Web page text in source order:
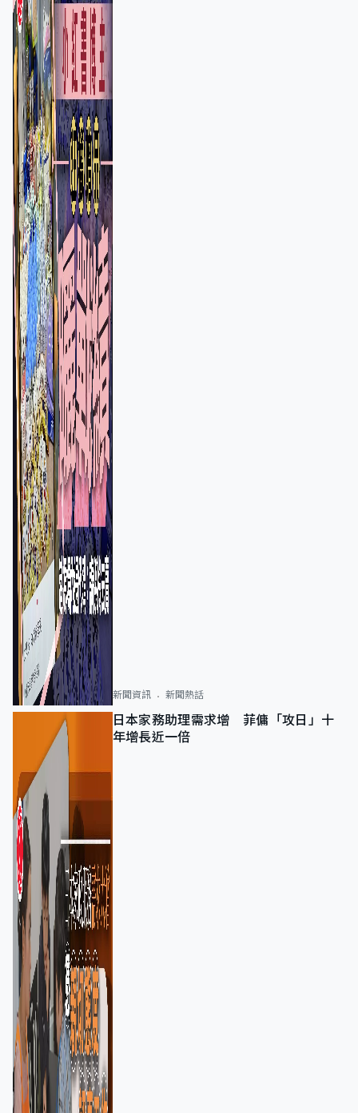
新聞資訊 新聞熱話
日本家務助理需求增 菲傭「攻日」十
年增長近一倍